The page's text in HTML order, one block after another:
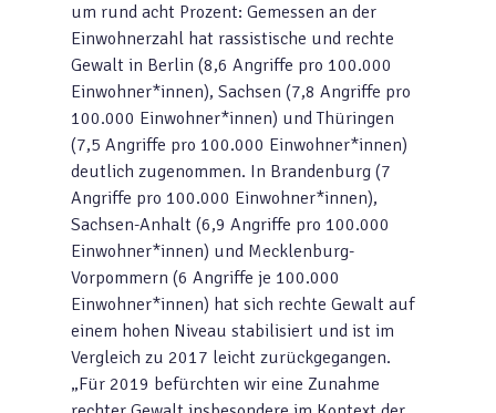
um rund acht Prozent: Gemessen an der
Einwohnerzahl hat rassistische und rechte
Gewalt in Berlin (8,6 Angriffe pro 100.000
Einwohner*innen), Sachsen (7,8 Angriffe pro
100.000 Einwohner*innen) und Thüringen
(7,5 Angriffe pro 100.000 Einwohner*innen)
deutlich zugenommen. In Brandenburg (7
Angriffe pro 100.000 Einwohner*innen),
Sachsen-Anhalt (6,9 Angriffe pro 100.000
Einwohner*innen) und Mecklenburg-
Vorpommern (6 Angriffe je 100.000
Einwohner*innen) hat sich rechte Gewalt auf
einem hohen Niveau stabilisiert und ist im
Vergleich zu 2017 leicht zurückgegangen.
„Für 2019 befürchten wir eine Zunahme